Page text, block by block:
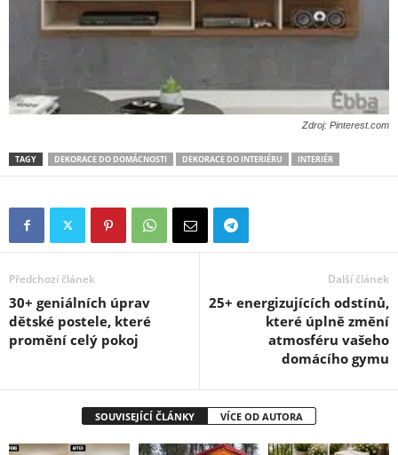
Zdroj: Pinterest.com
TAGY DEKORACE DO DOMÁCNOSTI DEKORACE DO INTERIÉRU INTERIÉR
Předchozí článek
30+ geniálních úprav
dětské postele, které
promění celý pokoj
Další článek
25+ energizujících odstínů,
které úplně změní
atmosféru vašeho
domácího gymu
SOUVISEJÍCÍ ČLÁNKY VÍCE OD AUTORA